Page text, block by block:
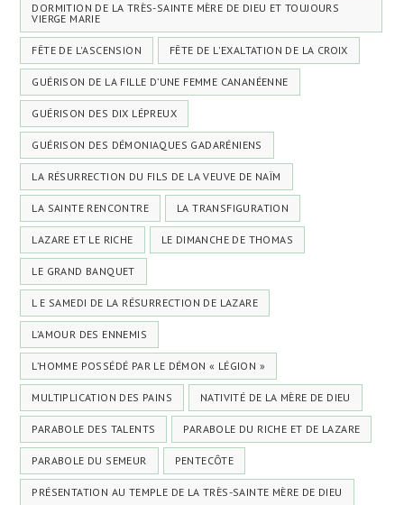
DORMITION DE LA TRÈS-SAINTE MÈRE DE DIEU ET TOUJOURS
VIERGE MARIE
FÊTE DE L'ASCENSION FÊTE DE L'EXALTATION DE LA CROIX
GUÉRISON DE LA FILLE D’UNE FEMME CANANÉENNE
GUÉRISON DES DIX LÉPREUX
GUÉRISON DES DÉMONIAQUES GADARÉNIENS
LA RÉSURRECTION DU FILS DE LA VEUVE DE NAÏM
LA SAINTE RENCONTRE LA TRANSFIGURATION
LAZARE ET LE RICHE LE DIMANCHE DE THOMAS
LE GRAND BANQUET
L E SAMEDI DE LA RÉSURRECTION DE LAZARE
L’AMOUR DES ENNEMIS
L’HOMME POSSÉDÉ PAR LE DÉMON « LÉGION »
MULTIPLICATION DES PAINS NATIVITÉ DE LA MÈRE DE DIEU
PARABOLE DES TALENTS PARABOLE DU RICHE ET DE LAZARE
PARABOLE DU SEMEUR PENTECÔTE
PRÉSENTATION AU TEMPLE DE LA TRÈS-SAINTE MÈRE DE DIEU